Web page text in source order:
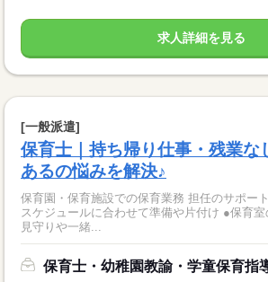
求人詳細を見る
[一般派遣]
保育士｜持ち帰り仕事・残業な
あるの悩みを解決♪
保育園・保育施設での保育業務 担任のサポートがメ
スケジュールに合わせて準備や片付け ●保育
見守りや一緒...
保育士・幼稚園教諭・学童保育指